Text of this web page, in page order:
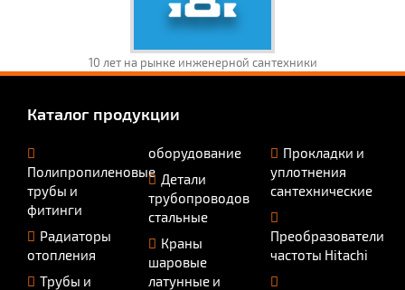
10 лет на рынке инженерной сантехники
Каталог продукции
Полипропиленовые
трубы и
фитинги
Радиаторы
отопления
Трубы и
оборудование
Детали
трубопроводов
стальные
Краны
шаровые
латунные и
Прокладки и
уплотнения
сантехнические
Преобразователи
частоты Hitachi